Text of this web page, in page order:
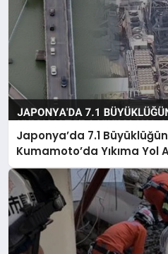
Japonya’da 7.1
Kumamoto’da Yıkıma Yol